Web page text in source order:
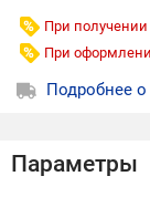
При получении
При
Подробнее о
Параметры